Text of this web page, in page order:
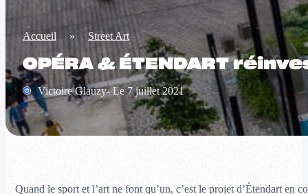
Accueil » Street Art
OPÉRA & ÉTENDART
Victoire Glauzy- Le 7 juillet 2021
Quand le sport et l’art ne font qu’un, c’est le projet d’Étendart en